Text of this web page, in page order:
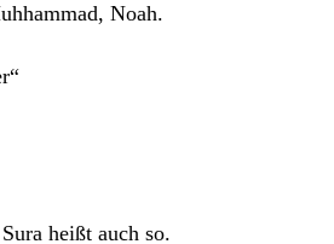
Noah.
heißt auch so.